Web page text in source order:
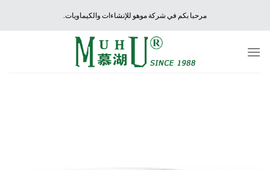
مرحبا بكم في شركة موهو للإنشاءات والكيماويات.